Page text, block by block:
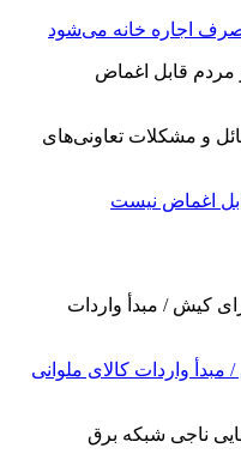
و مشکلات تعاونی‌های
اغماض نیست
واردات کالای ملوانی